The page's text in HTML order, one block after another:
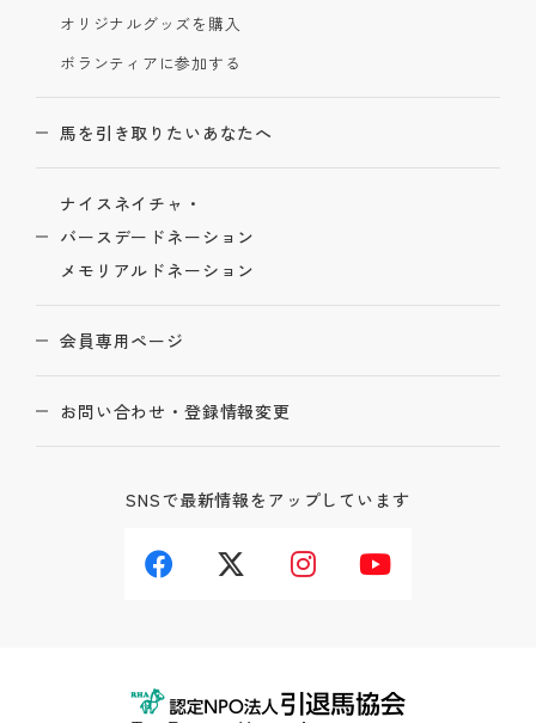
オリジナルグッズを購入
ボランティアに参加する
馬を引き取りたいあなたへ
ナイスネイチャ・
バースデードネーション
メモリアルドネーション
会員専用ページ
お問い合わせ・登録情報変更
SNSで最新情報をアップしています